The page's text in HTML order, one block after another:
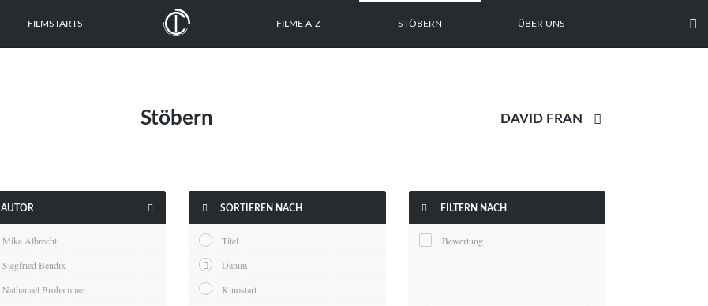
FILMSTARTS FILME A-Z STÖBERN ÜBER UNS 
Stöbern 
AUTOR 
Mike Albrecht
Siegfried Bendix
Nathanael Brohammer
 SORTIEREN NACH
Titel
Datum
Kinostart
 FILTERN NACH
Bewertung